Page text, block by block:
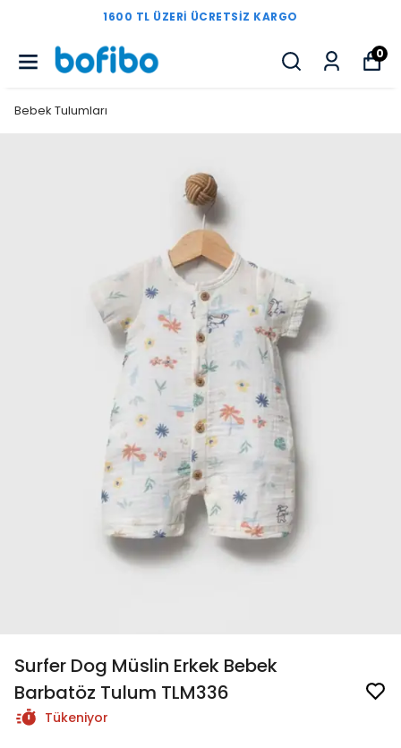
1600 TL ÜZERI ÜCRETSIZ KARGO
0
Bebek Tulumları
Surfer Dog Müslin Erkek Bebek
Barbatöz Tulum TLM336
Tükeniyor